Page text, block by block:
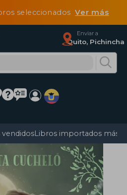
seleccionadosVer más
Enviar a
Quito, Pichincha
vendidosLibros importados más